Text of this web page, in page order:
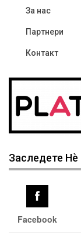
За нас
Партнери
Контакт
Заследете Нѐ
Facebook